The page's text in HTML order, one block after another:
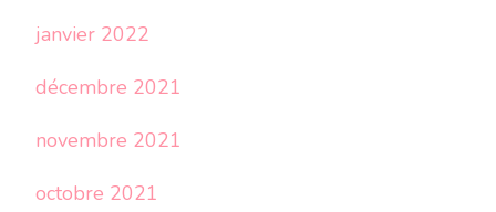
janvier 2022
décembre 2021
novembre 2021
octobre 2021